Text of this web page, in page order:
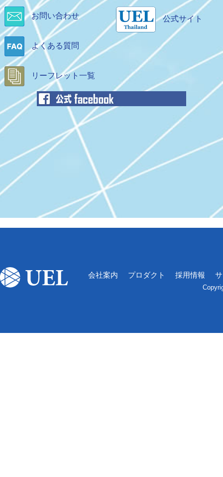
で
開
お問い合わせ
ン
ド
ウ
開
く
よくある質問
リーフレット一覧
公式サイト
ン
開
会社案内 プロダクト 採用情報